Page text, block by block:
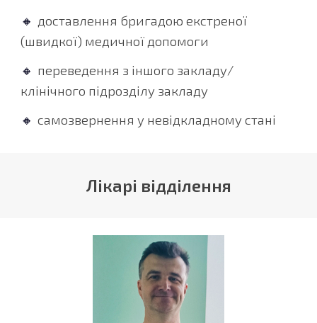
🔸доставлення бригадою екстреної
(швидкої) медичної допомоги
🔸 переведення з іншого закладу/
клінічного підрозділу закладу
🔸самозвернення у невідкладному стані
Лікарі відділення